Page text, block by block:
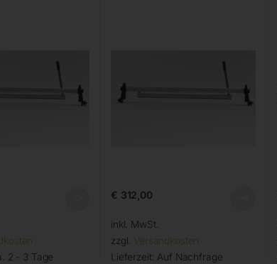
2 - 3 Tage
€ 312,00
inkl. MwSt.
zzgl. Versandkosten
Lieferzeit: Auf Nachfrage